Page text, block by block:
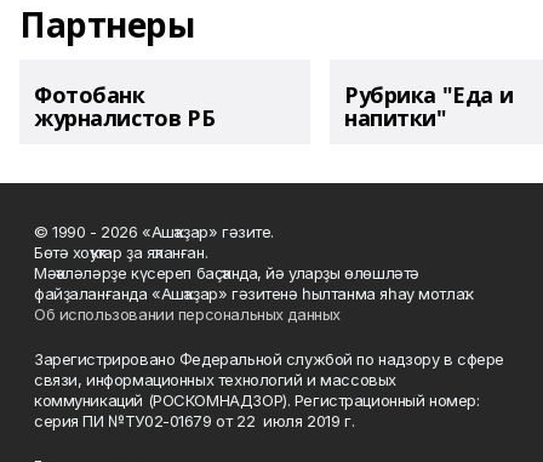
Партнеры
Фотобанк
журналистов РБ
Рубрика "Еда и
напитки"
© 1990 - 2026 «Ашҡаҙар» гәзите.
Бөтә хоҡуҡтар ҙа яҡланған.
Мәҡәләләрҙе күсереп баҫҡанда, йә уларҙы өлөшләтә
файҙаланғанда «Ашҡаҙар» гәзитенә һылтанма яһау мотлаҡ.
Об использовании персональных данных
Зарегистрировано Федеральной службой по надзору в сфере
связи, информационных технологий и массовых
коммуникаций (РОСКОМНАДЗОР). Регистрационный номер:
серия ПИ №ТУ02-01679 от 22 июля 2019 г.